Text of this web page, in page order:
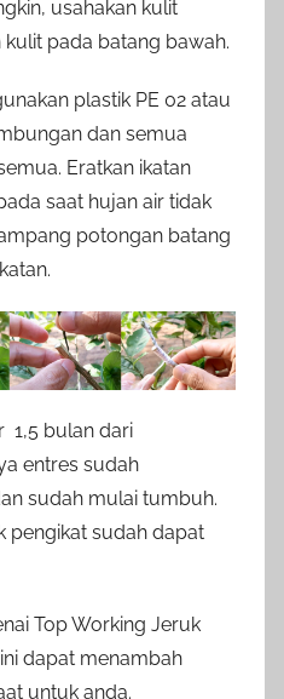
usahakan kulit
pada batang bawah.
plastik PE 02 atau
dan semua
Eratkan ikatan
saat hujan air tidak
potongan batang
1,5 bulan dari
entres sudah
sudah mulai tumbuh.
pengikat sudah dapat
Top Working Jeruk
dapat menambah
untuk anda.